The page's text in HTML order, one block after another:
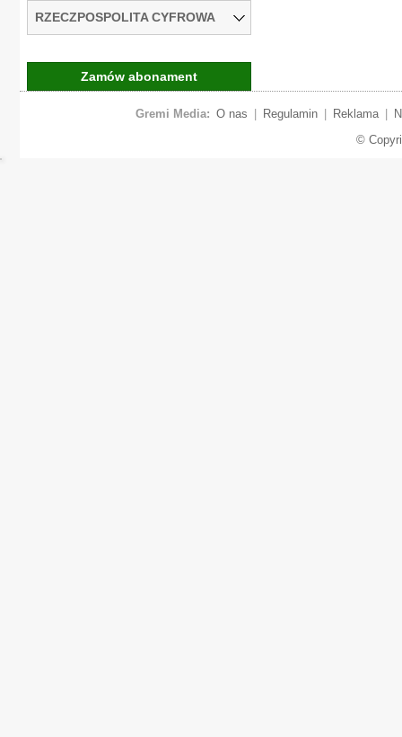
RZECZPOSPOLITA CYFROWA
Zamów abonament
Gremi Media: O nas Regulamin Reklama
©